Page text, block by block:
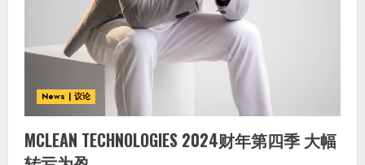
News | 议论
MCLEAN TECHNOLOGIES 2024财年第四季 大幅